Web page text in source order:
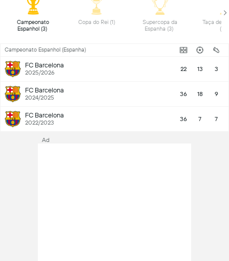
Campeonato
Copa do Rei (1)
Supercopa da
Taça de
Campeonato Espanhol (Espanha)
FC Barcelona
2025/2026 22 13 3
FC Barcelona
2024/2025 36 18 9
FC Barcelona
2022/2023 36 7 7
Ad